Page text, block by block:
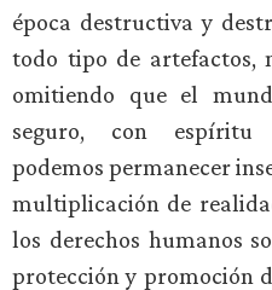
época destructiva y
todo tipo de artefactos,
omitiendo que el
seguro, con espíritu
podemos permanecer
multiplicación de
los derechos humanos
protección y promoción